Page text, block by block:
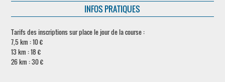
INFOS PRATIQUES
Tarifs des inscriptions sur place le jour de la course :
7,5 km : 10 €
13 km : 18 €
26 km : 30 €